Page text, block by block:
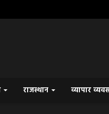
राजस्थान व्यापार